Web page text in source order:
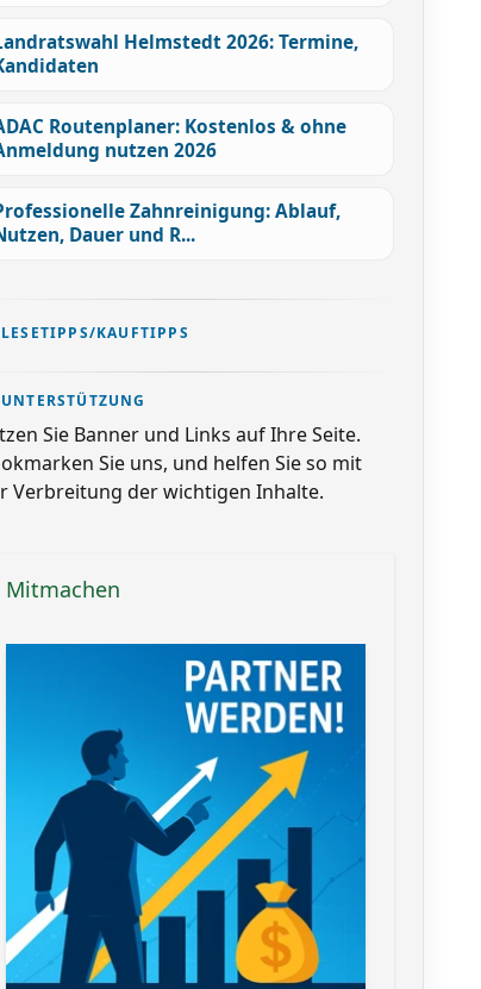
Helmstedt 2026: Termine,
Routenplaner: Kostenlos & ohne
nutzen 2026
Zahnreinigung: Ablauf,
Dauer und R...
LESETIPPS/KAUFTIPPS
UNTERSTÜTZUNG
Sie Banner und Links auf Ihre Seite.
Sie uns, und helfen Sie so mit
Verbreitung der wichtigen Inhalte.
Mitmachen